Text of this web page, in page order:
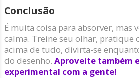
Conclusão
É muita coisa para absorver, mas
calma. Treine seu olhar, pratique
acima de tudo, divirta-se
do desenho. Aproveite também
experimental com a gente!